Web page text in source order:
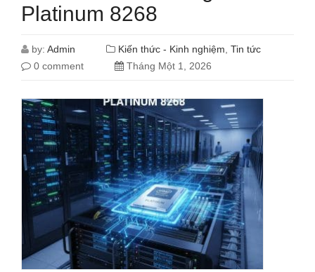
Platinum 8268
by: Admin Kiến thức - Kinh nghiệm Tin tức
0 comment
Tháng Một 1, 2026